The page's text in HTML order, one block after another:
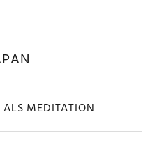
ALS MEDITATION